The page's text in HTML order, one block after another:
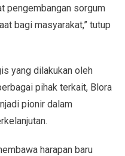
pengembangan sorgum
bagi masyarakat,” tutup
yang dilakukan oleh
pihak terkait, Blora
pionir dalam
harapan baru